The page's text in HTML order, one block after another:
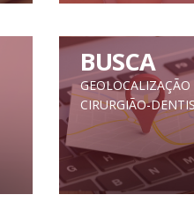
BUSCA
CIRURGIÃO-